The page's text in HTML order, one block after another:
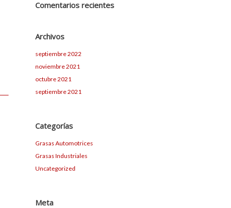
Comentarios recientes
Archivos
septiembre 2022
noviembre 2021
octubre 2021
septiembre 2021
Categorías
Grasas Automotrices
Grasas Industriales
Uncategorized
Meta